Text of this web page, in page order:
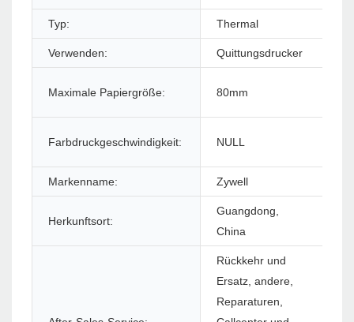
Typ: Thermal
Verwenden: Quittungsdrucker
Maximale Papiergröße: 80mm
Farbdruckgeschwindigkeit: NULL
Markenname: Zywell
Herkunftsort:
Guangdong,
China
Rückkehr und
Ersatz, andere,
Reparaturen,